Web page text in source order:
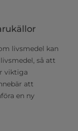
livsmedel kan
så att
viktiga
att
en ny